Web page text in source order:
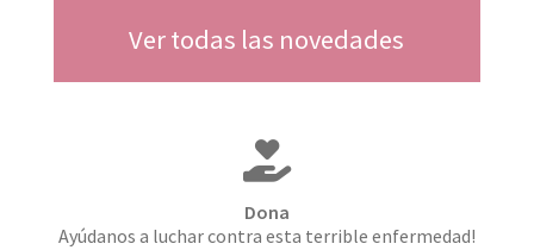
Ver todas las novedades
Dona
Ayúdanos a luchar contra esta terrible enfermedad!